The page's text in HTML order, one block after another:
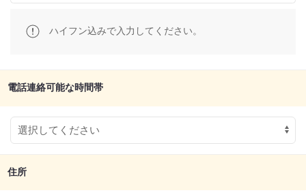
ハイフン込みで入力してください。
電話連絡可能な時間帯
住所